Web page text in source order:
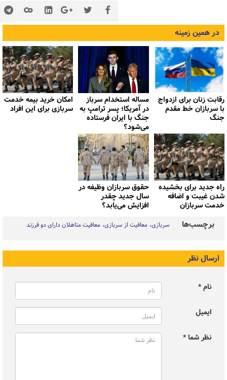
در همین زمینه
رقابت زنان برای ازدواج
با سربازان خط مقدم
جنگ
مساله استخدام سرباز
در آمریکا؛ پسر ترامپ به
جنگ با ایران فرستاده
می‌شود؟
امکان خرید بیمه خدمت
سربازی برای این افراد
راه جدید برای بخشیده
شدن غیبت و اضافه
خدمت سربازان
حقوق سربازان وظیفه در
سال جدید چقدر
افزایش می‌یابد؟
برچسب‌ها سربازی معافیت از سربازی معافیت متاهلان دارای دو فرزند
ارسال نظر
نام *
ایمیل
نظر شما *